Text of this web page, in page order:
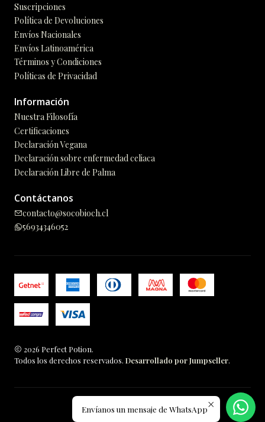
Suscripciones
Política de Devoluciones
Envíos Nacionales
Envíos Latinoamérica
Términos y Condiciones
Políticas de Privacidad
Información
Nuestra Filosofía
Certificaciones
Declaración Vegana
Declaración sobre enfermedad celiaca
Declaración Libre de Palma
Contáctanos
contacto@socobioch.cl
56934346052
2026 Perfect Potion.
Todos los derechos reservados. Desarrollado por Jumpseller.
VOLVER ARRIBA
Envíanos un mensaje de WhatsApp